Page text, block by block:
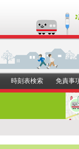
免責事
時刻表検索